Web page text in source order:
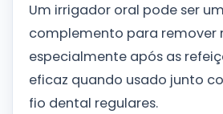
Um irrigador oral pode ser
complemento para remover
especialmente após as
eficaz quando usado junto
fio dental regulares.